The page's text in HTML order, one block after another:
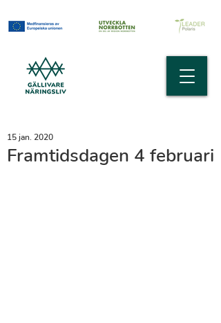
Framtidsdagen 4 februari
15 jan. 2020